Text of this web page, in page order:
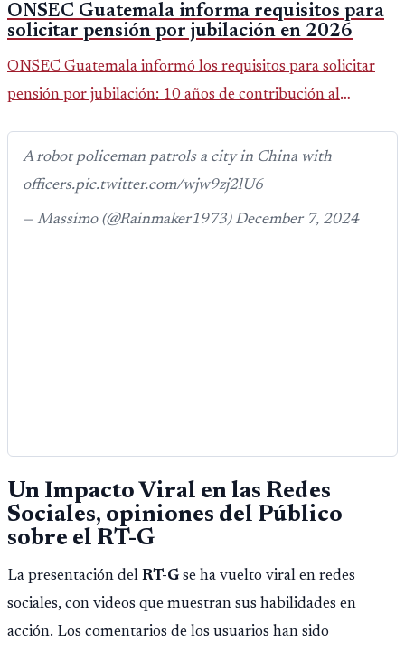
ONSEC Guatemala informa requisitos para
solicitar pensión por jubilación en 2026
ONSEC Guatemala informó los requisitos para solicitar
pensión por jubilación: 10 años de contribución al
importar edad.
A robot policeman patrols a city in China with
officers.pic.twitter.com/wjw9zj2lU6
— Massimo (@Rainmaker1973) December 7, 2024
Un Impacto Viral en las Redes
Sociales, opiniones del Público
sobre el RT-G
La presentación del RT-G se ha vuelto viral en redes
sociales, con videos que muestran sus habilidades en
acción. Los comentarios de los usuarios han sido